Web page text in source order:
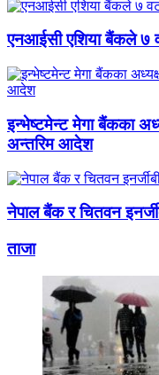
एनआईसी एशिया बैंकले ७
इन्भेष्टमेन्ट मेगा बैंकका
अन्तरिम आदेश
नेपाल बैंक र चितवन
ताजा